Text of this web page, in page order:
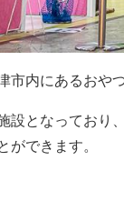
市内にあるおや
設となっており
できます。